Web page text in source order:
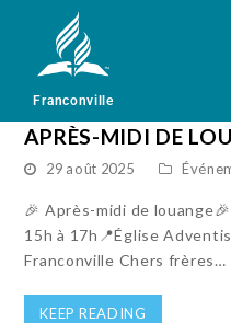
Franconville
APRÈS-MIDI DE
29 août 2025
🎉 Après-midi de
15h à 17h📍Église
Franconville Chers frères…
KEEP READING